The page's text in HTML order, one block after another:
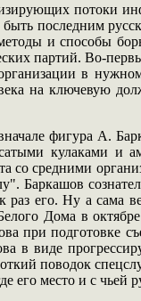
потоки
последним
и способы
партий. Во-
в
на ключевую
фигура А.
кулаками и
со средними
его. Ну а сама
Дома в
при подготовке
в виде
поводок
его место и с чьей